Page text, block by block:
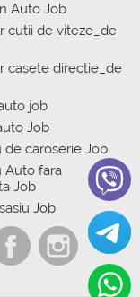
Auto Job
cutii de viteze_de
casete directie_de
job
Job
de caroserie Job
Auto fara
Job
Job